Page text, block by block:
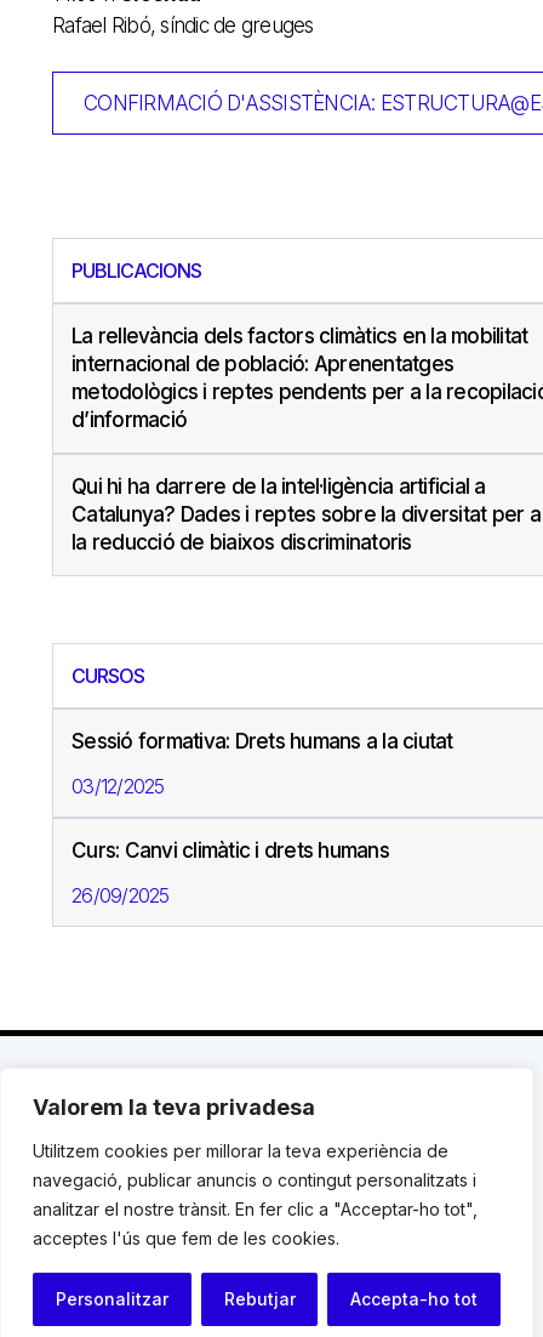
Valorem la teva privadesa
Utilitzem cookies per millorar la teva experiència de
navegació, publicar anuncis o contingut personalitzats i
analitzar el nostre trànsit. En fer clic a "Acceptar-ho tot",
acceptes l'ús que fem de les cookies.
Personalitzar Rebutjar Accepta-ho tot
Rafael Ribó, síndic de greuges
CONFIRMACIÓ D'ASSISTÈNCIA:
PUBLICACIONS
La rellevància dels factors climàtics en la mobilitat
internacional de població: Aprenentatges
metodològics i reptes pendents per a la
d’informació
Qui hi ha darrere de la intel·ligència artificial a
Catalunya? Dades i reptes sobre la diversitat per a
la reducció de biaixos discriminatoris
CURSOS
Sessió formativa: Drets humans a la ciutat
03/12/2025
Curs: Canvi climàtic i drets humans
26/09/2025
C. Avinyó 44, 2n | 08002 Barcelona |
119 03 72|institut@idhc.org
© Institut de Drets Humans de Catalunya.
Avis legal|Cookies|Contacte
Programació web: Space Bits